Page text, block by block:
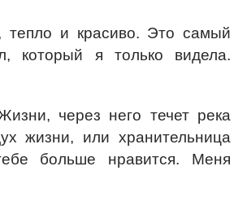
тепло и красиво. Это самый
который я только видела.
через него течет река
жизни, или хранительница
больше нравится. Меня